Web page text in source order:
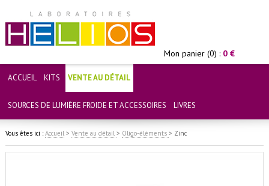
Mon panier (0) : 0 €
ACCUEIL KITS VENTE AU DÉTAIL
SOURCES DE LUMIÈRE FROIDE ET ACCESSOIRES LIVRES
Vous êtes ici :Accueil > Vente au détail > Oligo-éléments > Zinc